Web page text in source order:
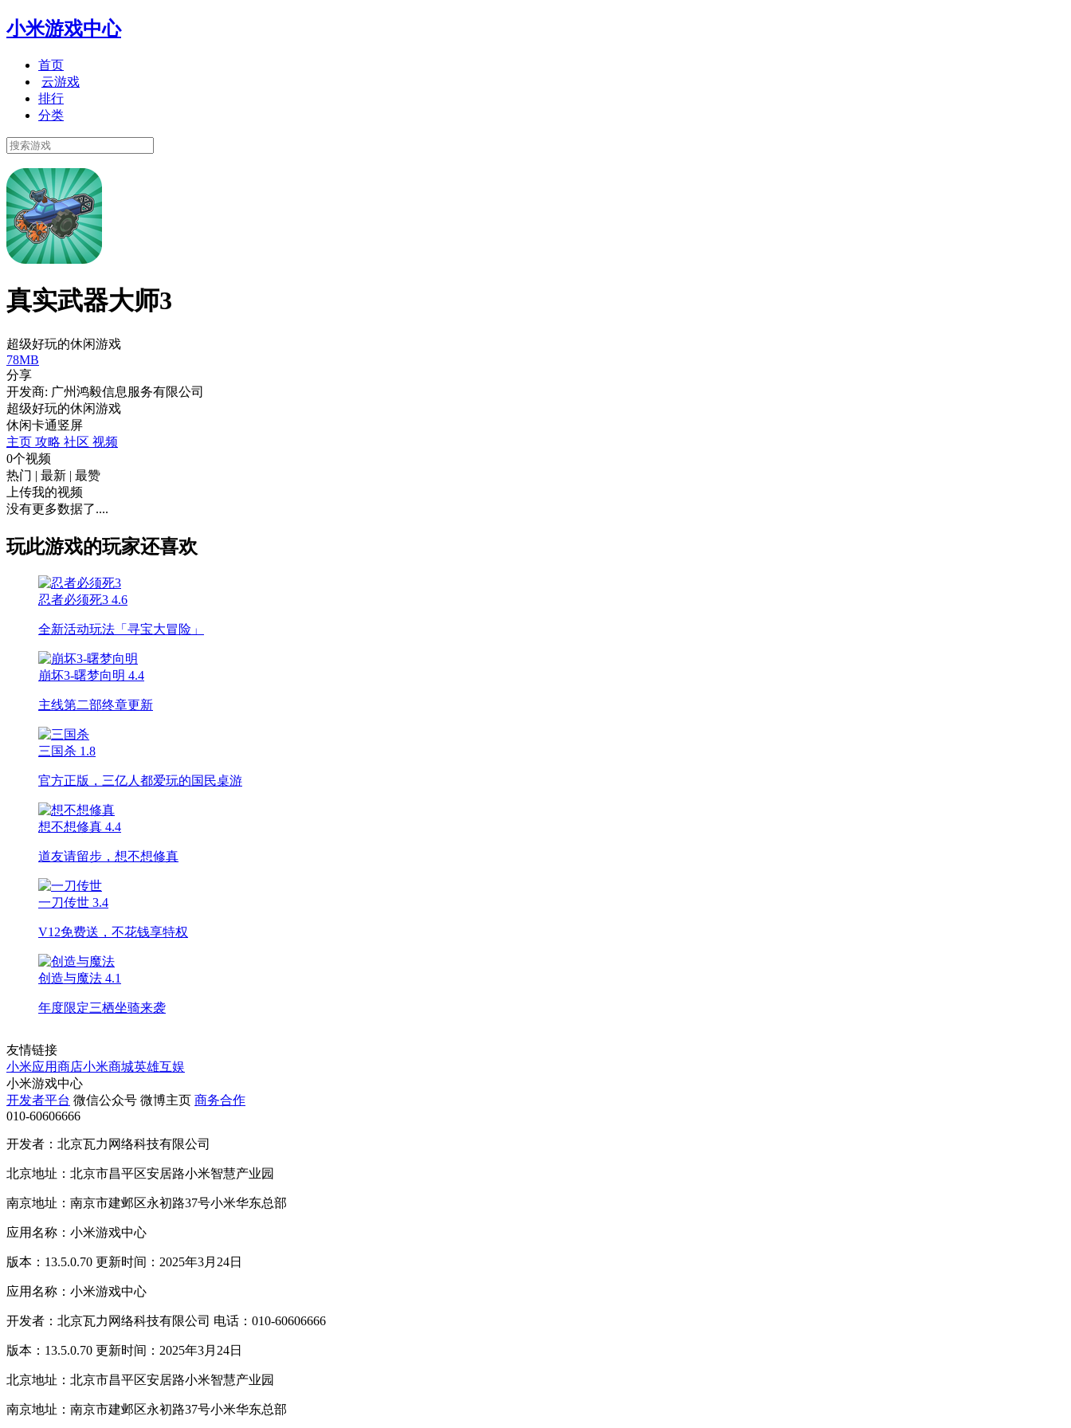
小米游戏中心
首页
云游戏
排行
分类
真实武器大师3
超级好玩的休闲游戏
78MB
分享
开发商: 广州鸿毅信息服务有限公司
超级好玩的休闲游戏
休闲卡通竖屏
主页 攻略 社区 视频
0个视频
热门 | 最新 | 最赞
上传我的视频
没有更多数据了....
玩此游戏的玩家还喜欢
忍者必须死3 4.6
全新活动玩法「寻宝大冒险」
崩坏3-曙梦向明 4.4
主线第二部终章更新
三国杀 1.8
官方正版，三亿人都爱玩的国民桌游
想不想修真 4.4
道友请留步，想不想修真
一刀传世 3.4
V12免费送，不花钱享特权
创造与魔法 4.1
年度限定三栖坐骑来袭
友情链接
小米应用商店小米商城英雄互娱
小米游戏中心
开发者平台 微信公众号 微博主页 商务合作
010-60606666
开发者：北京瓦力网络科技有限公司
北京地址：北京市昌平区安居路小米智慧产业园
南京地址：南京市建邺区永初路37号小米华东总部
应用名称：小米游戏中心
版本：13.5.0.70 更新时间：2025年3月24日
应用名称：小米游戏中心
开发者：北京瓦力网络科技有限公司 电话：010-60606666
版本：13.5.0.70 更新时间：2025年3月24日
北京地址：北京市昌平区安居路小米智慧产业园
南京地址：南京市建邺区永初路37号小米华东总部